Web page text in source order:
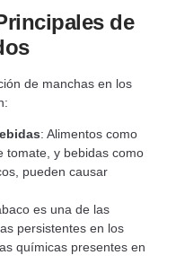
de
de manchas en los
: Alimentos como
tomate, y bebidas como
pueden causar
es una de las
persistentes en los
químicas presentes en